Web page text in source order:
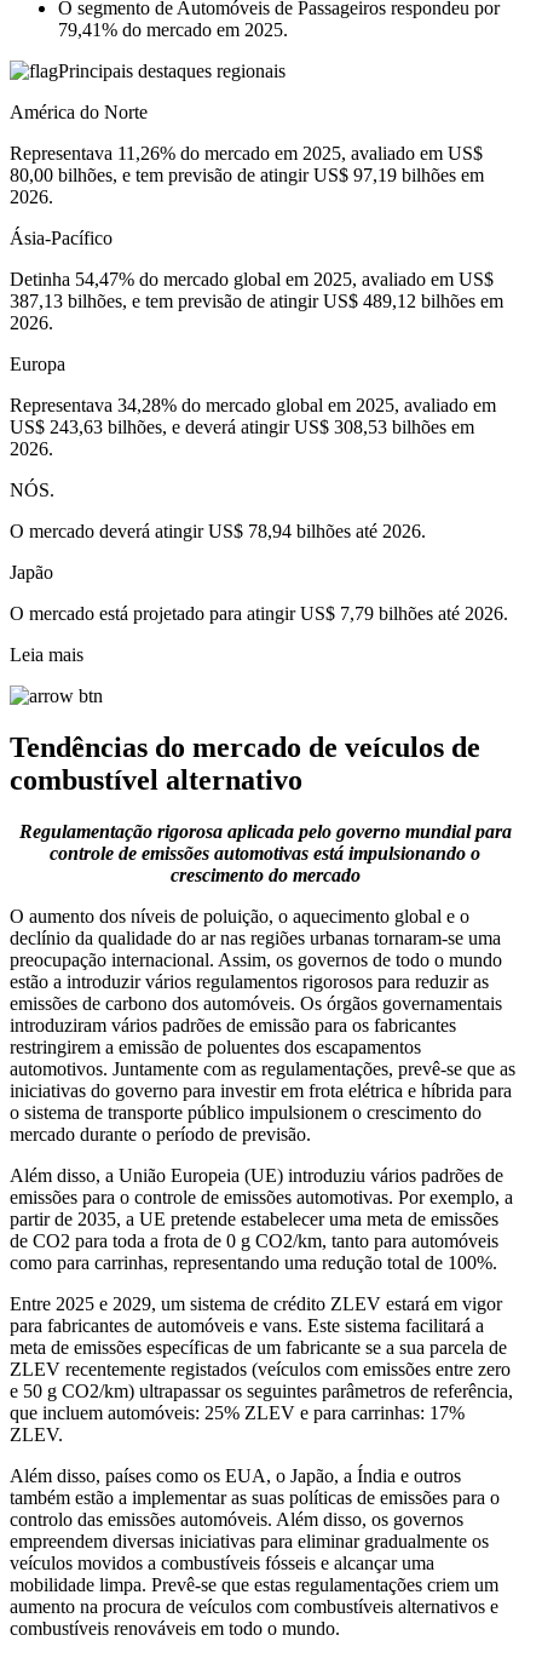
O segmento de Automóveis de Passageiros respondeu por
79,41% do mercado em 2025.
Principais destaques regionais
América do Norte
Representava 11,26% do mercado em 2025, avaliado em US$
80,00 bilhões, e tem previsão de atingir US$ 97,19 bilhões em
2026.
Ásia-Pacífico
Detinha 54,47% do mercado global em 2025, avaliado em US$
387,13 bilhões, e tem previsão de atingir US$ 489,12 bilhões em
2026.
Europa
Representava 34,28% do mercado global em 2025, avaliado em
US$ 243,63 bilhões, e deverá atingir US$ 308,53 bilhões em
2026.
NÓS.
O mercado deverá atingir US$ 78,94 bilhões até 2026.
Japão
O mercado está projetado para atingir US$ 7,79 bilhões até 2026.
Leia mais
Tendências do mercado de veículos de
combustível alternativo
Regulamentação rigorosa aplicada pelo governo mundial para
controle de emissões automotivas está impulsionando o
crescimento do mercado
O aumento dos níveis de poluição, o aquecimento global e o
declínio da qualidade do ar nas regiões urbanas tornaram-se uma
preocupação internacional. Assim, os governos de todo o mundo
estão a introduzir vários regulamentos rigorosos para reduzir as
emissões de carbono dos automóveis. Os órgãos governamentais
introduziram vários padrões de emissão para os fabricantes
restringirem a emissão de poluentes dos escapamentos
automotivos. Juntamente com as regulamentações, prevê-se que as
iniciativas do governo para investir em frota elétrica e híbrida para
o sistema de transporte público impulsionem o crescimento do
mercado durante o período de previsão.
Além disso, a União Europeia (UE) introduziu vários padrões de
emissões para o controle de emissões automotivas. Por exemplo, a
partir de 2035, a UE pretende estabelecer uma meta de emissões
de CO2 para toda a frota de 0 g CO2/km, tanto para automóveis
como para carrinhas, representando uma redução total de 100%.
Entre 2025 e 2029, um sistema de crédito ZLEV estará em vigor
para fabricantes de automóveis e vans. Este sistema facilitará a
meta de emissões específicas de um fabricante se a sua parcela de
ZLEV recentemente registados (veículos com emissões entre zero
e 50 g CO2/km) ultrapassar os seguintes parâmetros de referência,
que incluem automóveis: 25% ZLEV e para carrinhas: 17%
ZLEV.
Além disso, países como os EUA, o Japão, a Índia e outros
também estão a implementar as suas políticas de emissões para o
controlo das emissões automóveis. Além disso, os governos
empreendem diversas iniciativas para eliminar gradualmente os
veículos movidos a combustíveis fósseis e alcançar uma
mobilidade limpa. Prevê-se que estas regulamentações criem um
aumento na procura de veículos com combustíveis alternativos e
combustíveis renováveis ​​em todo o mundo.